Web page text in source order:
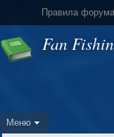
Правила форума
Fan
Меню